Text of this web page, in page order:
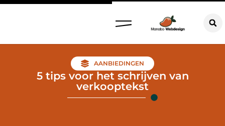
AANBIEDINGEN
5 tips voor het schrijven van
verkooptekst